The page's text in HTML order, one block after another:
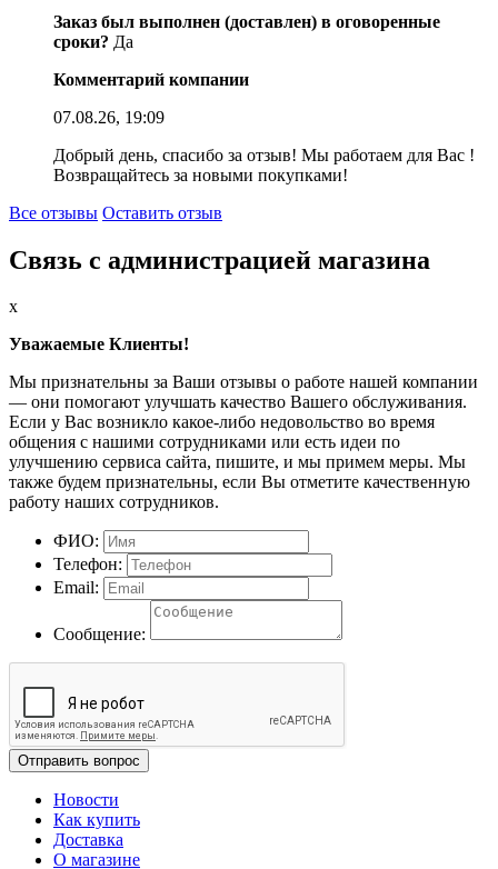
Заказ был выполнен (доставлен) в оговоренные
сроки? Да
Комментарий компании
07.08.26, 19:09
Добрый день, спасибо за отзыв! Мы работаем для Вас !
Возвращайтесь за новыми покупками!
Все отзывы Оставить отзыв
Связь с администрацией магазина
x
Уважаемые Клиенты!
Мы признательны за Ваши отзывы о работе нашей компании
— они помогают улучшать качество Вашего обслуживания.
Если у Вас возникло какое-либо недовольство во время
общения с нашими сотрудниками или есть идеи по
улучшению сервиса сайта, пишите, и мы примем меры. Мы
также будем признательны, если Вы отметите качественную
работу наших сотрудников.
ФИО:
Телефон:
Email:
Сообщение:
Отправить вопрос
Новости
Как купить
Доставка
О магазине